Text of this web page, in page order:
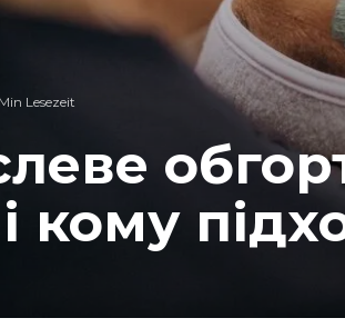
Lesezeit
кому